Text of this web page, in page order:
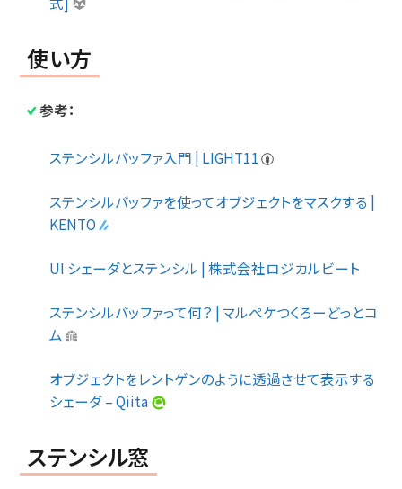
使い方
参考：
ステンシルバッファ入門 | LIGHT11
ステンシルバッファを使ってオブジェクトをマスクする |
KENTO
UI シェーダとステンシル | 株式会社ロジカルビート
ステンシルバッファって何？ | マルペケつくろーどっとコ
ム
オブジェクトをレントゲンのように透過させて表示する
シェーダ – Qiita
ステンシル窓